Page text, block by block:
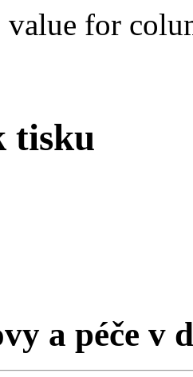
value for
tisku
a péče v